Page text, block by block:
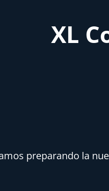
XL
preparando la